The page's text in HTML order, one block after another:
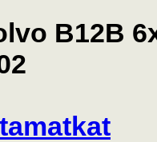
B12B